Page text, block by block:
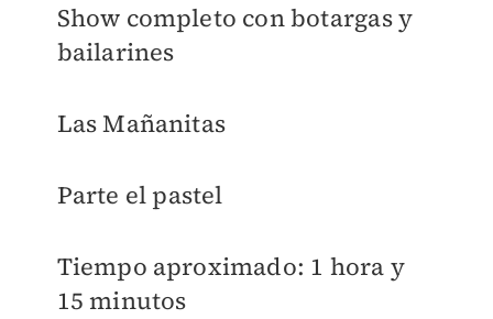
Show completo con botargas y
bailarines
Las Mañanitas
Parte el pastel
Tiempo aproximado: 1 hora y
15 minutos